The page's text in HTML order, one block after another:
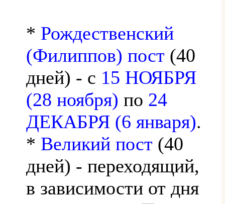
* Рождественский
(Филиппов) пост (40
дней) - с 15 НОЯБРЯ
(28 ноября) по 24
ДЕКАБРЯ (6 января).
* Великий пост (40
дней) - переходящий,
в зависимости от дня